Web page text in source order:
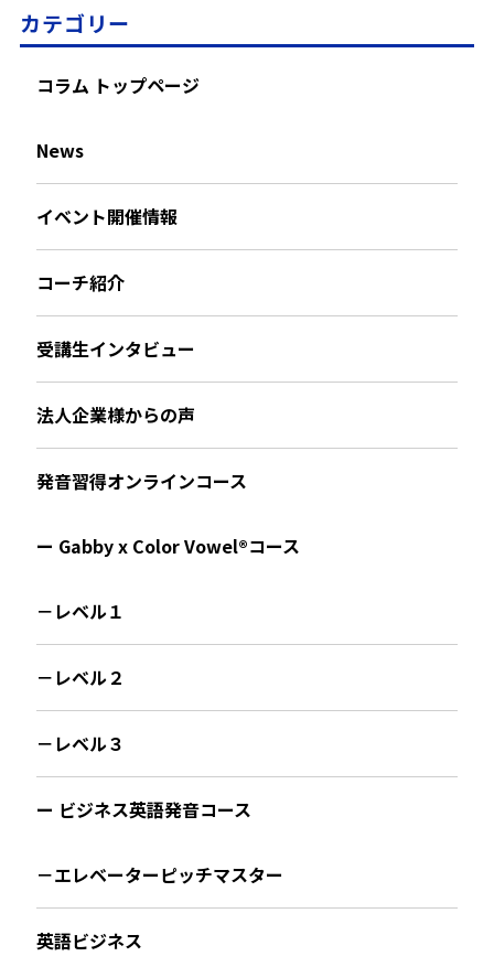
カテゴリー
コラム トップページ
News
イベント開催情報
コーチ紹介
受講生インタビュー
法人企業様からの声
発音習得オンラインコース
ー Gabby x Color Vowel®︎コース
－レベル１
－レベル２
－レベル３
ー ビジネス英語発音コース
－エレベーターピッチマスター
英語ビジネス